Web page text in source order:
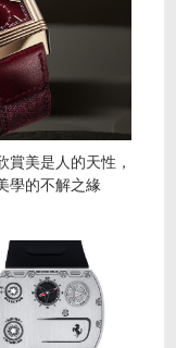
賞美是人的天性，
學的不解之緣